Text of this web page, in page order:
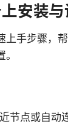
安装与
上手步骤，
节点或自动